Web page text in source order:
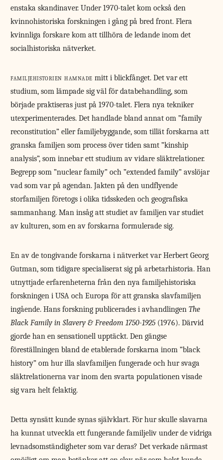
enstaka skandinaver. Under 1970-talet kom också den
kvinnohistoriska forskningen i gång på bred front. Flera
kvinnliga forskare kom att tillhöra de ledande inom det
socialhistoriska nätverket.
familjehistorien hamnade mitt i blickfånget. Det var ett
studium, som lämpade sig väl för databehandling, som
började praktiseras just på 1970-talet. Flera nya tekniker
utexperimenterades. Det handlade bland annat om ”family
reconstitution” eller familjebyggande, som tillät forskarna att
granska familjen som process över tiden samt ”kinship
analysis”, som innebar ett studium av vidare släktrelationer.
Begrepp som ”nuclear family” och ”extended family” avslöjar
vad som var på agendan. Jakten på den undflyende
storfamiljen företogs i olika tidsskeden och geografiska
sammanhang. Man insåg att studiet av familjen var studiet
av kulturen, som en av forskarna formulerade sig.
En av de tongivande forskarna i nätverket var Herbert Georg
Gutman, som tidigare specialiserat sig på arbetarhistoria. Han
utnyttjade erfarenheterna från den nya familjehistoriska
forskningen i USA och Europa för att granska slavfamiljen
ingående. Hans forskning publicerades i avhandlingenThe
Black Family in Slavery & Freedom 1750-1925(1976). Därvid
gjorde han en sensationell upptäckt. Den gängse
föreställningen bland de etablerade forskarna inom ”black
history” om hur illa slavfamiljen fungerade och hur svaga
släktrelationerna var inom den svarta populationen visade
sig vara helt felaktig.
Detta synsätt kunde synas självklart. För hur skulle slavarna
ha kunnat utveckla ett fungerande familjeliv under de vidriga
levnadsomständigheter som var deras? Det verkade närmast